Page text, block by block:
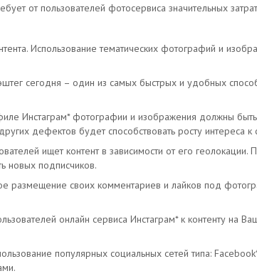
от пользователей фотосервиса значительных
Использование тематических фотографий и
сегодня – один из самых быстрых и удобных
Инстаграм* фотографии и изображения должны быть
дефектов будет способствовать росту интереса
ищет контент в зависимости от его геолокации.
новых подписчиков.
размещение своих комментариев и лайков под
онлайн сервиса Инстаграм* к контенту на
популярных социальных сетей типа: